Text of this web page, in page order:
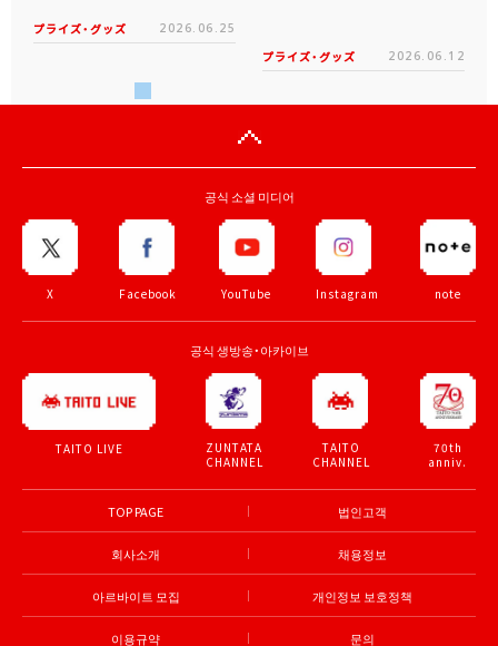
プライズ・グッズ 2026.06.25
プライズ・グッズ 2026.06.12
공식 소셜 미디어
X Facebook YouTube Instagram note
공식 생방송・아카이브
TAITO LIVE
ZUNTATA
CHANNEL
TAITO
CHANNEL
70th
anniv.
TOP PAGE 법인고객
회사소개 채용정보
아르바이트 모집 개인정보 보호정책
이용규약 문의